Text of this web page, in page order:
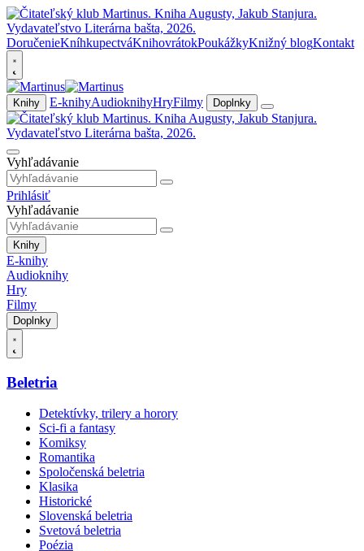
DoručenieKníhkupectváKnihovrátokPoukážkyKnižný blogKontakt
Knihy E-knihyAudioknihyHryFilmy Doplnky
Vyhľadávanie
Prihlásiť
Vyhľadávanie
Knihy
E-knihy
Audioknihy
Hry
Filmy
Doplnky
Beletria
Detektívky, trilery a horory
Sci-fi a fantasy
Komiksy
Romantika
Spoločenská beletria
Klasika
Historické
Slovenská beletria
Svetová beletria
Poézia